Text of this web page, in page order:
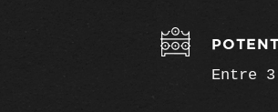
Entre